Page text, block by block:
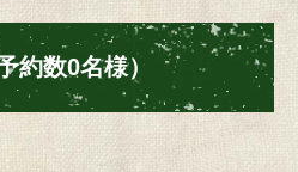
約数0名様）